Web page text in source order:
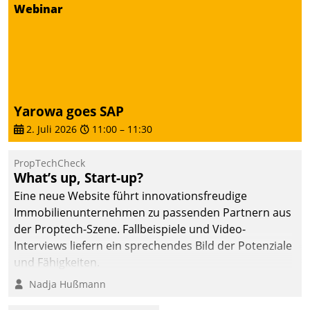
Webinar
Yarowa goes SAP
2. Juli 2026 11:00 – 11:30
PropTechCheck
What’s up, Start-up?
Eine neue Website führt innovationsfreudige
Immobilienunternehmen zu passenden Partnern aus
der Proptech-Szene. Fallbeispiele und Video-
Interviews liefern ein sprechendes Bild der Potenziale
und Fähigkeiten.
Nadja Hußmann